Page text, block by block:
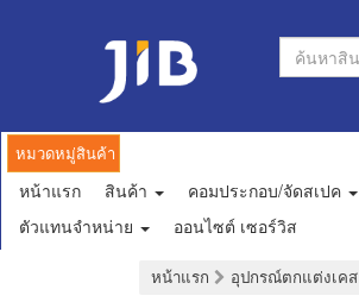
หมวดหมู่สินค้า
หน้าแรก สินค้า คอมประกอบ/จัดสเปค
ตัวแทนจำหน่าย
ออนไซต์ เซอร์วิส
หน้าแรก อุปกรณ์ตกแต่งเคส